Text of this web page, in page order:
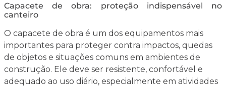
Capacete de obra: proteção indispensável no
canteiro
O capacete de obra é um dos equipamentos mais
importantes para proteger contra impactos, quedas
de objetos e situações comuns em ambientes de
construção. Ele deve ser resistente, confortável e
adequado ao uso diário, especialmente em atividades